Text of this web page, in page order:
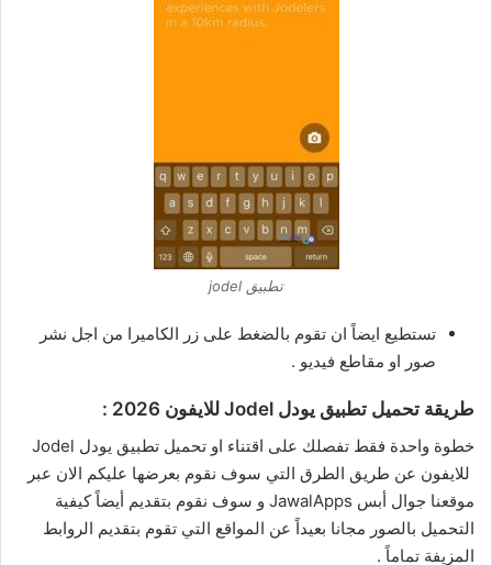
تطبيق jodel
تستطيع ايضاً ان تقوم بالضغط على زر الكاميرا من اجل نشر
صور او مقاطع فيديو .
طريقة تحميل تطبيق يودل Jodel للايفون 2026 :
خطوة واحدة فقط تفصلك على اقتناء او تحميل تطبيق يودل Jodel
للايفون عن طريق الطرق التي سوف نقوم بعرضها عليكم الان عبر
موقعنا جوال أبس JawalApps و سوف نقوم بتقديم أيضاً كيفية
التحميل بالصور مجانا بعيداً عن المواقع التي تقوم بتقديم الروابط
المزيفة تماماً .